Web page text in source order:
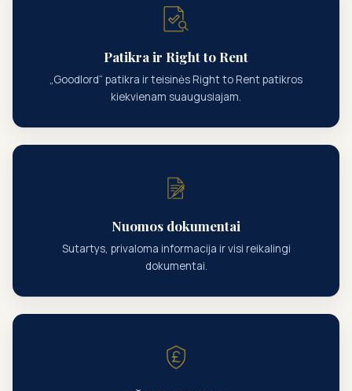
Patikra ir Right to Rent
„Goodlord“ patikra ir teisinės Right to Rent patikros
kiekvienam suaugusiajam.
Nuomos dokumentai
Sutartys, privaloma informacija ir visi reikalingi
dokumentai.